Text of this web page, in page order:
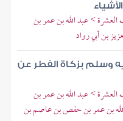
العشرة > عبد الله بن عمر بن
بن أبي رواد
وسلم بزكاة الفطر عن
العشرة > عبد الله بن عمر بن
بن عمر بن حفص بن عاصم بن